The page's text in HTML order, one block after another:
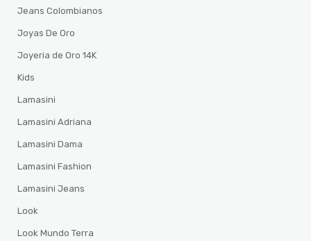
Jeans Colombianos
Joyas De Oro
Joyeria de Oro 14K
Kids
Lamasini
Lamasini Adriana
Lamasini Dama
Lamasini Fashion
Lamasini Jeans
Look
Look Mundo Terra